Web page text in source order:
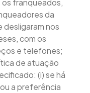
franqueados,
da
desligaram nos
com os
e telefones;
de atuação
(i) se há
a preferência